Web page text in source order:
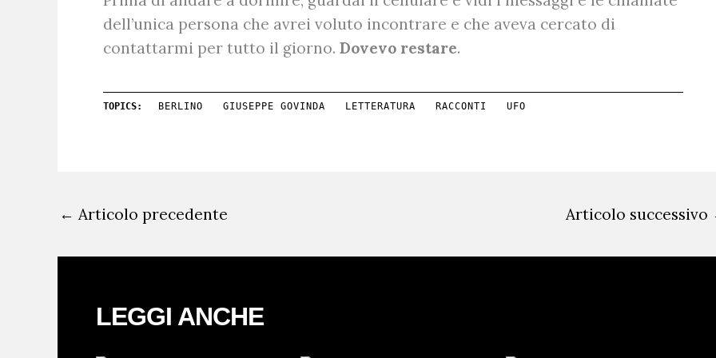
dell’unica persona che avrei voluto incontrare e che aveva cercato di
contattarmi per tutto il giorno. Dovevo restare.
TOPICS: BERLINO GIUSEPPE GOVINDA LETTERATURA RACCONTI UFO
← Articolo precedente Articolo successivo
LEGGI ANCHE